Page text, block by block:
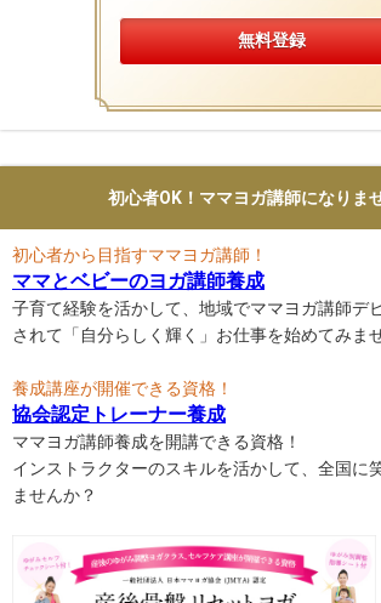
初心者OK！ママヨガ講師になりま
初心者から目指すママヨガ講師！
ママとベビーのヨガ講師養成
子育て経験を活かして、地域でママヨガ講師
されて「自分らしく輝く」お仕事を始めてみま
養成講座が開催できる資格！
協会認定トレーナー養成
ママヨガ講師養成を開講できる資格！
インストラクターのスキルを活かして、全国に
ませんか？